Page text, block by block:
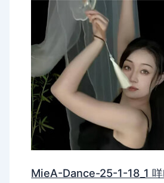
MieA-Dance-25-1-18_1